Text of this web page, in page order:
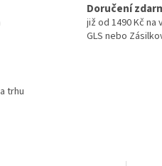
Doručení
již od 1490 Kč na
GLS nebo
trhu